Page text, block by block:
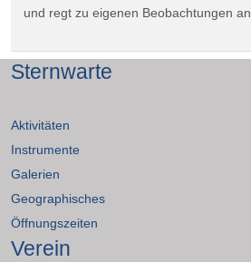
und regt zu eigenen Beobachtungen an.
Sternwarte
Aktivitäten
Instrumente
Galerien
Geographisches
Öffnungszeiten
Verein